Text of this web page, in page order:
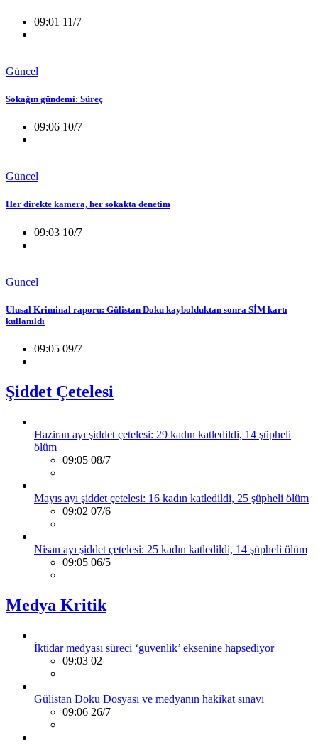
09:01 11/7
Güncel
Sokağın gündemi: Süreç
09:06 10/7
Güncel
Her direkte kamera, her sokakta denetim
09:03 10/7
Güncel
Ulusal Kriminal raporu: Gülistan Doku kaybolduktan sonra SİM kartı
kullanıldı
09:05 09/7
Şiddet Çetelesi
Haziran ayı şiddet çetelesi: 29 kadın katledildi, 14 şüpheli
ölüm
09:05 08/7
Mayıs ayı şiddet çetelesi: 16 kadın katledildi, 25 şüpheli ölüm
09:02 07/6
Nisan ayı şiddet çetelesi: 25 kadın katledildi, 14 şüpheli ölüm
09:05 06/5
Medya Kritik
İktidar medyası süreci ‘güvenlik’ eksenine hapsediyor
09:03 02
Gülistan Doku Dosyası ve medyanın hakikat sınavı
09:06 26/7